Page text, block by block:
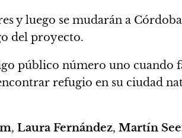
y luego se mudarán a
del proyecto.
público número uno cuando
refugio en su ciudad
, Laura Fernández, Martín